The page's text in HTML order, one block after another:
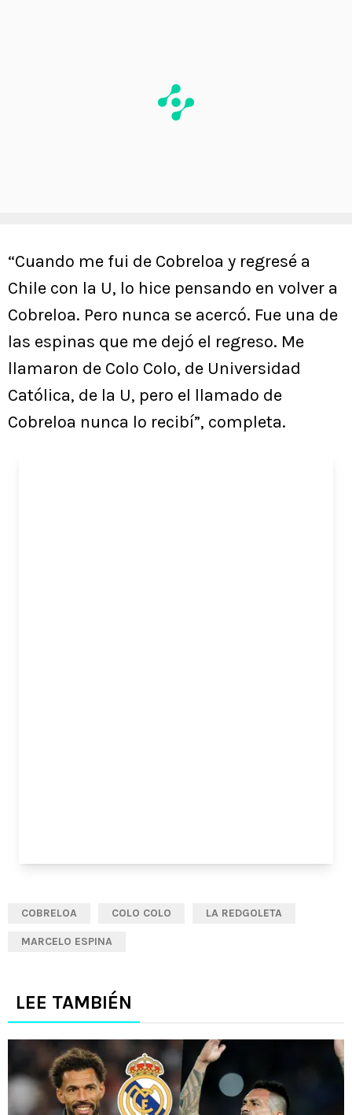
“Cuando me fui de Cobreloa y regresé a
Chile con la U, lo hice pensando en volver a
Cobreloa. Pero nunca se acercó. Fue una de
las espinas que me dejó el regreso. Me
llamaron de Colo Colo, de Universidad
Católica, de la U, pero el llamado de
Cobreloa nunca lo recibí”, completa.
COBRELOA COLO COLO LA REDGOLETA
MARCELO ESPINA
LEE TAMBIÉN